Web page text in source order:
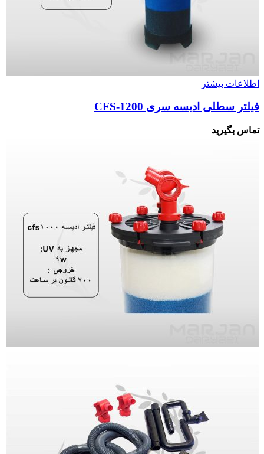
اطلاعات بیشتر
فیلتر سطلی ادیسه سری CFS-1200
تماس بگیرید